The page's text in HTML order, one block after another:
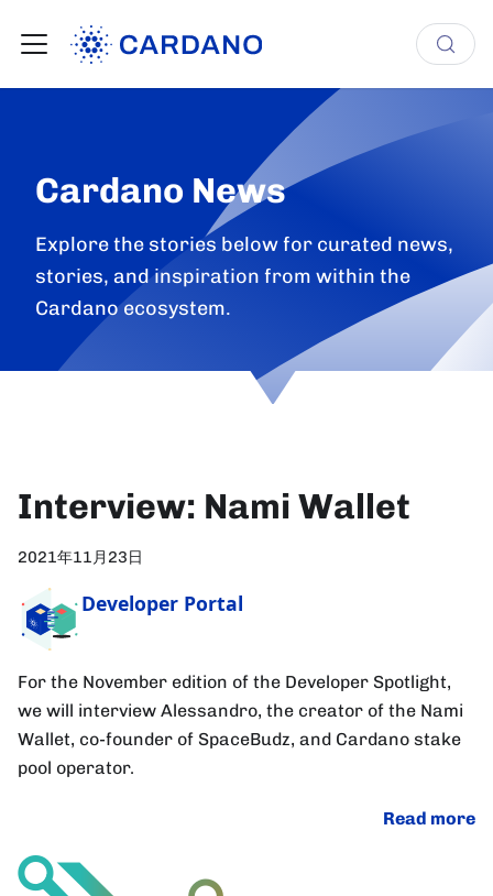
Cardano News
Explore the stories below for curated news,
stories, and inspiration from within the
Cardano ecosystem.
Interview: Nami Wallet
2021年11月23日
Developer Portal
For the November edition of the Developer Spotlight,
we will interview Alessandro, the creator of the Nami
Wallet, co-founder of SpaceBudz, and Cardano stake
pool operator.
Read more